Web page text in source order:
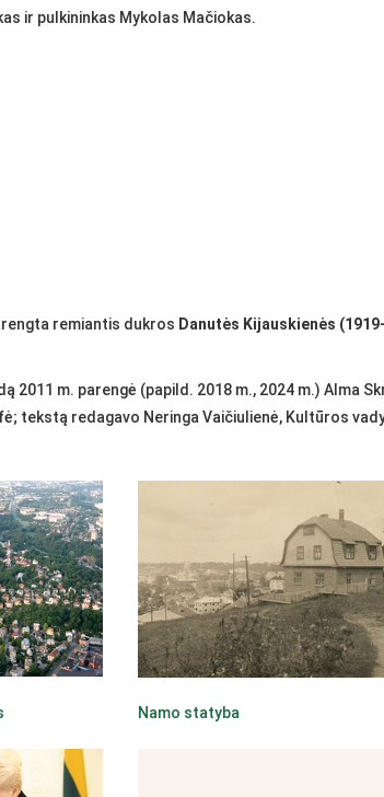
ir pulkininkas Mykolas Mačiokas.
remiantis dukros Danutės Kijauskienės
2011 m. parengė (papild. 2018 m., 2024 m.) Alma
tekstą redagavo Neringa Vaičiulienė, Kultūros
Namo statyba